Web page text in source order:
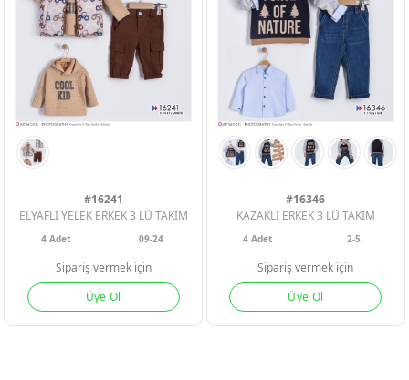
#16241
ELYAFLI YELEK ERKEK 3 LÜ TAKIM
4 Adet 09-24
Sipariş vermek için
Üye Ol
#16346
KAZAKLI ERKEK 3 LÜ TAKIM
4Adet 2-5
Sipariş vermek için
Üye Ol